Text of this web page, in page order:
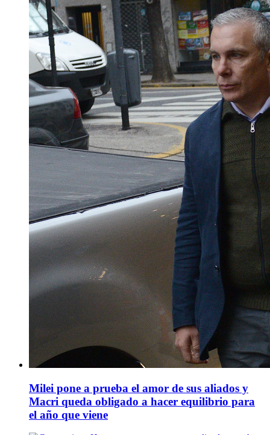
Milei pone a prueba el amor de sus aliados y
Macri queda obligado a hacer equilibrio para
el año que viene